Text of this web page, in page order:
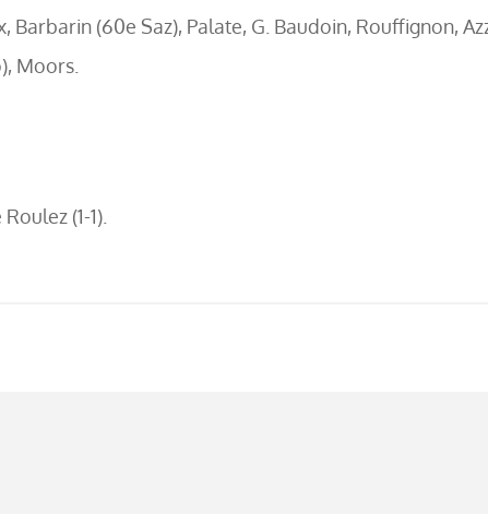
Barbarin (60e Saz), Palate, G. Baudoin, Rouffignon,
Moors.
(1-1).